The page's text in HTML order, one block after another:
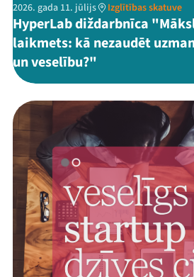
2026. gada 11. jūlijs Izglītības skatuve
HyperLab diždarbnīca
laikmets: kā nezaudēt
un veselību?"